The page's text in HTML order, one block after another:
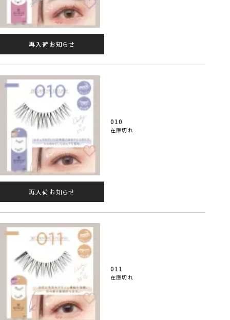
再入荷お知らせ
010
在庫切れ
再入荷お知らせ
011
在庫切れ